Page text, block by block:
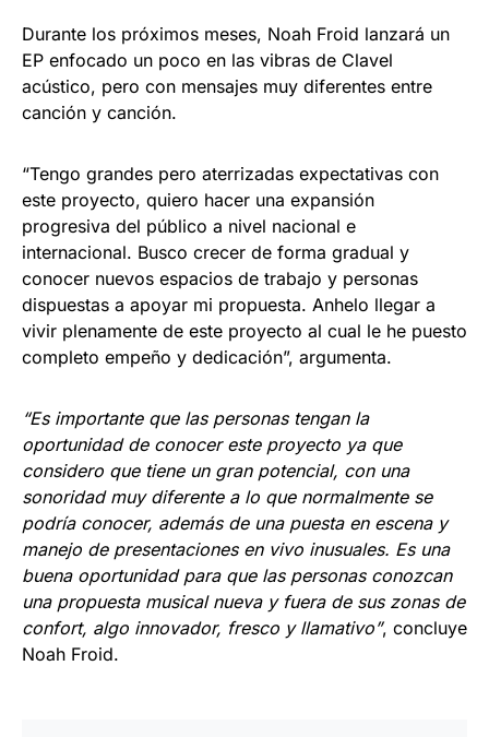
Durante los próximos meses, Noah Froid lanzará un
EP enfocado un poco en las vibras de Clavel
acústico, pero con mensajes muy diferentes entre
canción y canción.
“Tengo grandes pero aterrizadas expectativas con
este proyecto, quiero hacer una expansión
progresiva del público a nivel nacional e
internacional. Busco crecer de forma gradual y
conocer nuevos espacios de trabajo y personas
dispuestas a apoyar mi propuesta. Anhelo llegar a
vivir plenamente de este proyecto al cual le he puesto
completo empeño y dedicación”, argumenta.
“Es importante que las personas tengan la
oportunidad de conocer este proyecto ya que
considero que tiene un gran potencial, con una
sonoridad muy diferente a lo que normalmente se
podría conocer, además de una puesta en escena y
manejo de presentaciones en vivo inusuales. Es una
buena oportunidad para que las personas conozcan
una propuesta musical nueva y fuera de sus zonas de
confort, algo innovador, fresco y llamativo”, concluye
Noah Froid.